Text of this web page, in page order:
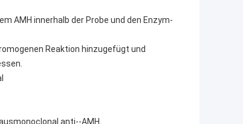
AMH innerhalb der Probe und den Enzym-
Reaktion hinzugefügt und
anti--AMH.